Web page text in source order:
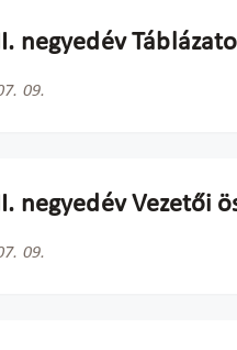
negyedév
09.
negyedév Vezetői
09.